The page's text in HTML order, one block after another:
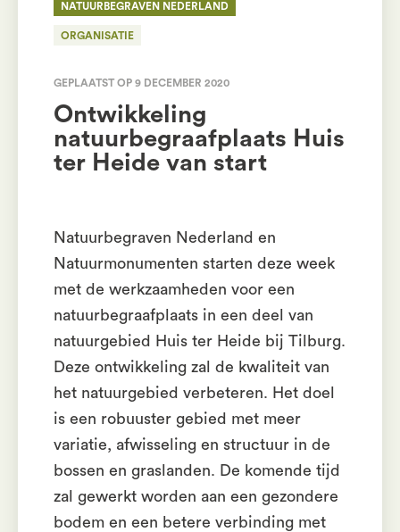
NATUURBEGRAVEN NEDERLAND
ORGANISATIE
GEPLAATST OP 9 DECEMBER 2020
Ontwikkeling
natuurbegraafplaats Huis
ter Heide van start
Natuurbegraven Nederland en
Natuurmonumenten starten deze week
met de werkzaamheden voor een
natuurbegraafplaats in een deel van
natuurgebied Huis ter Heide bij Tilburg.
Deze ontwikkeling zal de kwaliteit van
het natuurgebied verbeteren. Het doel
is een robuuster gebied met meer
variatie, afwisseling en structuur in de
bossen en graslanden. De komende tijd
zal gewerkt worden aan een gezondere
bodem en een betere verbinding met